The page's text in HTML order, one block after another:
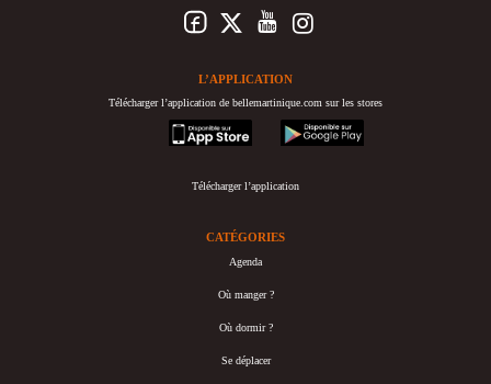
L’APPLICATION
Télécharger l’application de bellemartinique.com sur les stores
appstore
googleplay
Télécharger l’application
CATÉGORIES
Agenda
Où manger ?
Où dormir ?
Se déplacer